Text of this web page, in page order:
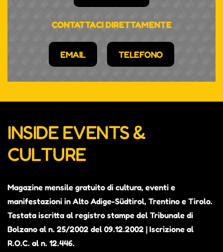
CONTATTACI DIRETTAMENTE
EMAIL TELEFONO
INSIDE EVENTS &
CULTURE
Magazine mensile gratuito di cultura, eventi e
manifestazioni in Alto Adige-Südtirol, Trentino e Tirolo.
Testata iscritta al registro stampe del Tribunale di
Bolzano al n. 25/2002 del 09.12.2002 | Iscrizione al
R.O.C. al n. 12.446.